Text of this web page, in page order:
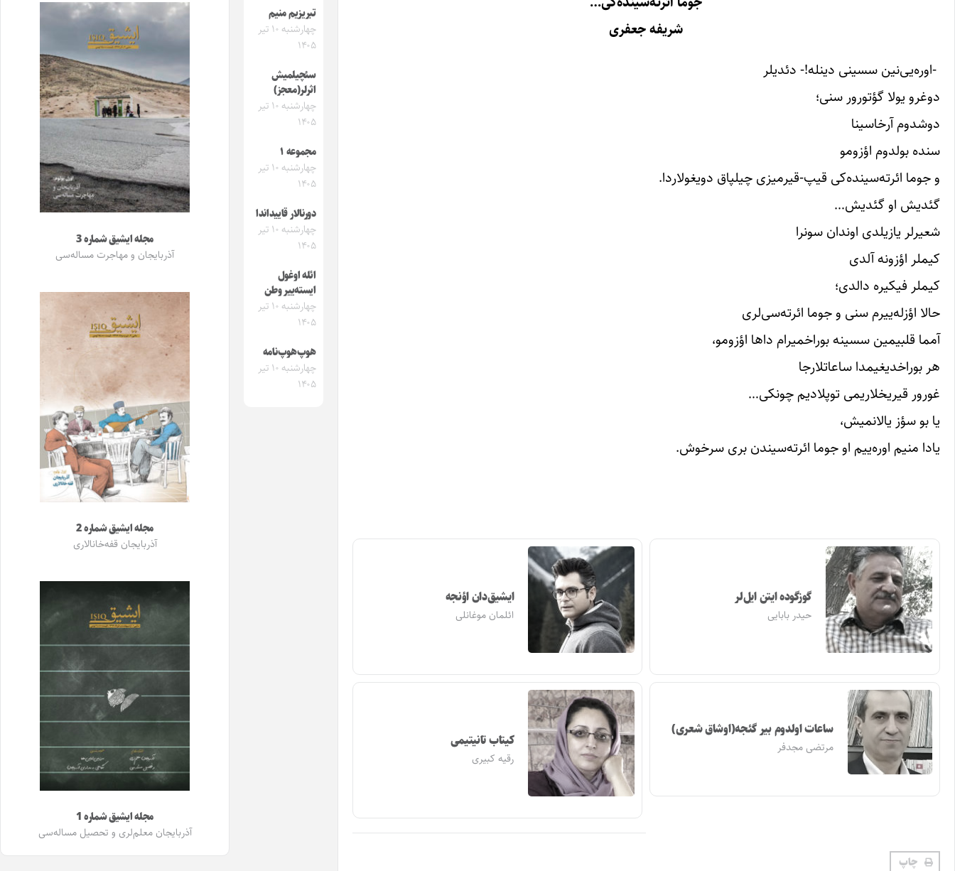
شریفه جعفری
-اوره‌یی‌نین سسینی دینله!- دئدیلر
دوغرو یولا گؤتورور سنی؛
دوشدوم آرخاسینا
سنده بولدوم اؤزومو
و جوما ائرته‌سینده‌کی قیپ-قیرمیزی چیلپاق دویغولاردا.
گئدیش او گئدیش…
شعیرلر یازیلدی اوندان سونرا
کیملر اؤزونه آلدی
کیملر فیکیره دالدی؛
حالا اؤزله‌ییرم سنی و جوما ائرته‌سی‌لری
آمما قلبیمین سسینه بوراخمیرام داها اؤزومو،
هر بوراخدیغیمدا ساعاتلارجا
غورور قیریخلاریمی توپلادیم چونکی…
یا بو سؤز یالانمیش،
یادا منیم اوره‌ییم او جوما ائرته‌سیندن بری سرخوش.
گوزگوده ایتن ایل‌لر
حیدر بابایی
ایشیق‌دان اؤنجه
ائلمان موغانلی
ساعات اولدوم بیر گئجه(اوشاق شعری)
مرتضی مجدفر کیتاب تانیتیمی
رقیه کبیری
چاپ
تبریزیم منیم
چهارشنبه ۱۰ تیر
۱۴۰۵
سئچیلمیش
اثرلر(معجز)
چهارشنبه ۱۰ تیر
۱۴۰۵
مجموعه ۱
چهارشنبه ۱۰ تیر
۱۴۰۵
دورنالار قاییداندا
چهارشنبه ۱۰ تیر
۱۴۰۵
ائله اوغول
ایسته‌ییر وطن
چهارشنبه ۱۰ تیر
۱۴۰۵
هوپ‌هوپ‌نامه
چهارشنبه ۱۰ تیر
۱۴۰۵
مجله ایشیق شماره 3
آذربایجان و مهاجرت مساله‌سی
مجله ایشیق شماره 2
آذربایجان قفه‌خانالاری
مجله ایشیق شماره 1
آذربایجان معلم‌لری و تحصیل مساله‌سی